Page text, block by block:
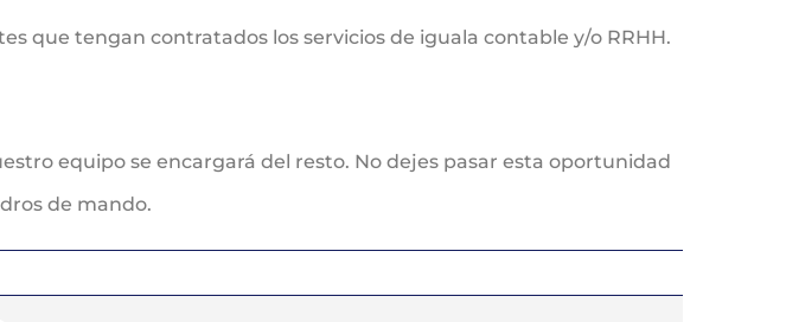
que tengan contratados los servicios de iguala contable y/o RRHH.
equipo se encargará del resto. No dejes pasar esta oportunidad
de mando.